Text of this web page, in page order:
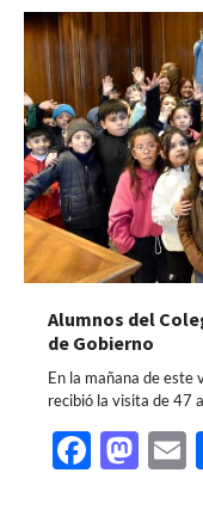
Alumnos del
de Gobierno
En la mañana de este
recibió la visita de 47